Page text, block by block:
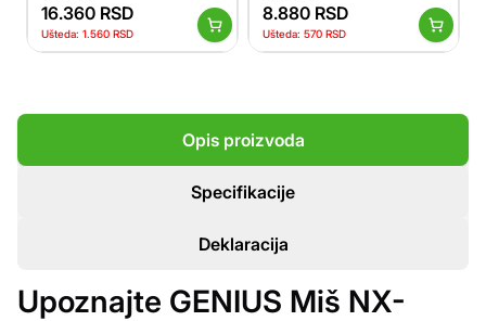
16.360 RSD
Ušteda: 1.560 RSD
8.880 RSD
Ušteda: 570 RSD
Opis proizvoda
Specifikacije
Deklaracija
Upoznajte GENIUS Miš NX-